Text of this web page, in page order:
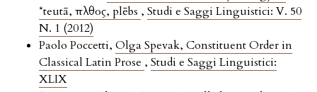
*teutā, πλῆθος, plēbs , Studi e Saggi Linguistici: V. 50
N. 1 (2012)
Paolo Poccetti, Olga Spevak, Constituent Order in
Classical Latin Prose , Studi e Saggi Linguistici:
XLIX